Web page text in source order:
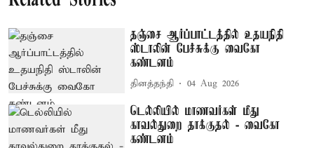
தஞ்சை ஆர்ப்பாட்டத்தில் உதயநிதி
ஸ்டாலின் பேச்சுக்கு வைகோ
கண்டனம்
தினத்தந்தி 04 Aug 2026
டெல்லியில் மாணவர்கள் மீது
காவல்துறை தாக்குதல் - வைகோ
கண்டனம்